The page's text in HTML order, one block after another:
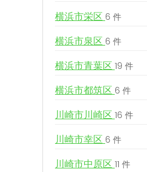
横浜市栄区 6 件
横浜市泉区 6 件
横浜市青葉区 19 件
横浜市都筑区 6 件
川崎市川崎区 16 件
川崎市幸区 6 件
川崎市中原区 11 件